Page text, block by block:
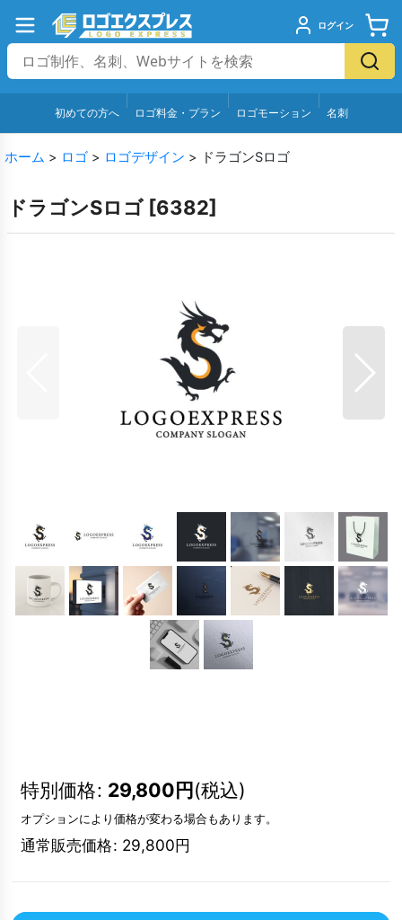
ログイン
初めての方へ ロゴ料金・プラン ロゴモーション 名刺
ホーム > ロゴ > ロゴデザイン > ドラゴンSロゴ
ドラゴンSロゴ [6382]
特別価格: 29,800円(税込)
オプションにより価格が変わる場合もあります。
通常販売価格: 29,800円